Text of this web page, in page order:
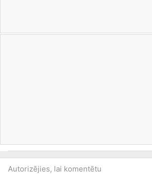
Autorizējies, lai komentētu